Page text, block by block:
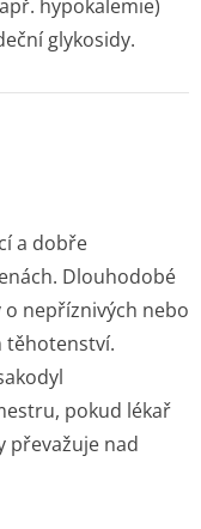
hypokalemie)
glykosidy.
a dobře
Dlouhodobé
nepříznivých nebo
těhotenství.
pokud lékař
převažuje nad